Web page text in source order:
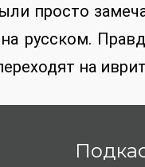
просто
русском.
на